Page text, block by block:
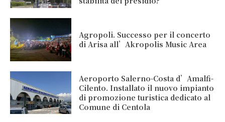
Agropoli. Successo per il concerto
di Arisa all’Akropolis Music Area
Aeroporto Salerno-Costa d’Amalfi-
Cilento. Installato il nuovo impianto
di promozione turistica dedicato al
Comune di Centola